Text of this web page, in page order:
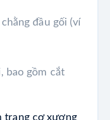
đầu gối (ví
bao gồm cắt
trạng cơ xương